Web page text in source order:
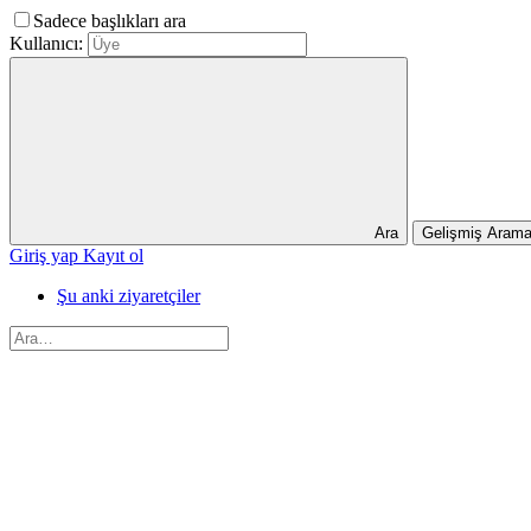
Sadece başlıkları ara
Kullanıcı:
Ara Gelişmiş
Giriş yap Kayıt ol
Şu anki ziyaretçiler